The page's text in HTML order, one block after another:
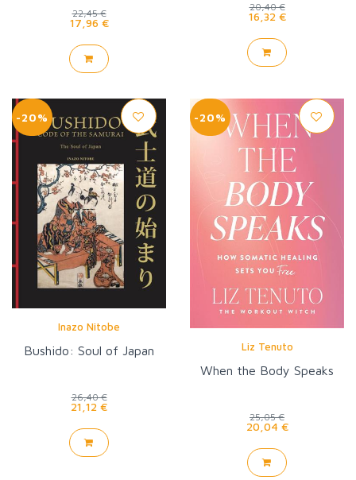
22,45 €
17,96 €
20,40 €
16,32 €
-20%
Inazo Nitobe
Bushido: Soul of Japan
26,40 €
21,12 €
-20%
Liz Tenuto
When the Body Speaks
25,05 €
20,04 €